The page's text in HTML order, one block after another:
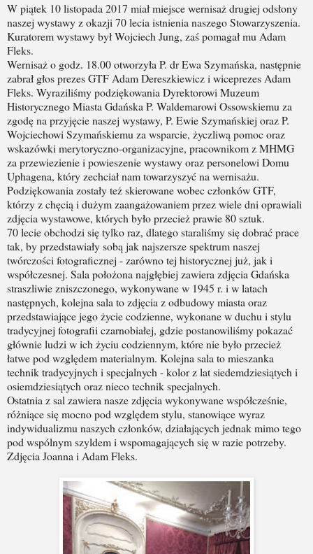
W piątek 10 listopada 2017 miał miejsce wernisaż drugiej odsłony
naszej wystawy z okazji 70 lecia istnienia naszego Stowarzyszenia.
Kuratorem wystawy był Wojciech Jung, zaś pomagał mu Adam
Fleks.
Wernisaż o godz. 18.00 otworzyła P. dr Ewa Szymańska, następnie
zabrał głos prezes GTF Adam Dereszkiewicz i wiceprezes Adam
Fleks. Wyraziliśmy podziękowania Dyrektorowi Muzeum
Historycznego Miasta Gdańska P. Waldemarowi Ossowskiemu za
zgodę na przyjęcie naszej wystawy, P. Ewie Szymańskiej oraz P.
Wojciechowi Szymańskiemu za wsparcie, życzliwą pomoc oraz
wskazówki merytoryczno-organizacyjne, pracownikom z MHMG
za przewiezienie i powieszenie wystawy oraz personelowi Domu
Uphagena, który zechciał nam towarzyszyć na wernisażu.
Podziękowania zostały też skierowane wobec członków GTF,
którzy z chęcią i dużym zaangażowaniem przez wiele dni oprawiali
zdjęcia wystawowe, których było przecież prawie 80 sztuk.
70 lecie obchodzi się tylko raz, dlatego staraliśmy się dobrać prace
tak, by przedstawiały sobą jak najszersze spektrum naszej
twórczości fotograficznej - zarówno tej historycznej już, jak i
współczesnej. Sala położona najgłębiej zawiera zdjęcia Gdańska
straszliwie zniszczonego, wykonywane w 1945 r. i w latach
następnych, kolejna sala to zdjęcia z odbudowy miasta oraz
przedstawiające jego życie codzienne, wykonane w duchu i stylu
tradycyjnej fotografii czarnobiałej, gdzie postanowiliśmy pokazać
głównie ludzi w ich życiu codziennym, które nie było przecież
łatwe pod względem materialnym. Kolejna sala to mieszanka
technik tradycyjnych i specjalnych - kolor z lat siedemdziesiątych i
osiemdziesiątych oraz nieco technik specjalnych.
Ostatnia z sal zawiera nasze zdjęcia wykonywane współcześnie,
różniące się mocno pod względem stylu, stanowiące wyraz
indywidualizmu naszych członków, działających jednak mimo tego
pod wspólnym szyldem i wspomagających się w razie potrzeby.
Zdjęcia Joanna i Adam Fleks.